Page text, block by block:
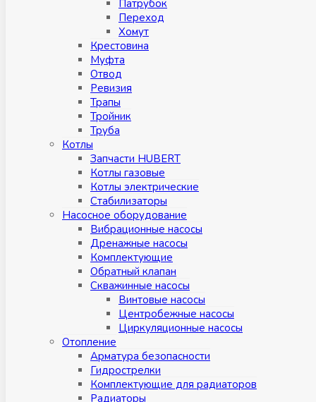
Патрубок
Переход
Хомут
Крестовина
Муфтa
Отвод
Ревизия
Трапы
Тройник
Труба
Котлы
Запчасти HUBERT
Котлы газовые
Котлы электрические
Стабилизаторы
Насосное оборудование
Вибрационные насосы
Дренажные насосы
Комплектующие
Обратный клапан
Скважинные насосы
Винтовые насосы
Центробежные насосы
Циркуляционные насосы
Отопление
Арматура безопасности
Гидрострелки
Комплектующие для радиаторов
Радиаторы